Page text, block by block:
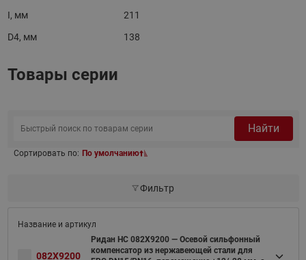
I, мм
211
D4, мм
138
Товары серии
Найти
Сортировать по: По умолчанию
Фильтр
082X9200
Ридан НС 082X9200 — Осевой сильфонный
компенсатор из нержавеющей стали для